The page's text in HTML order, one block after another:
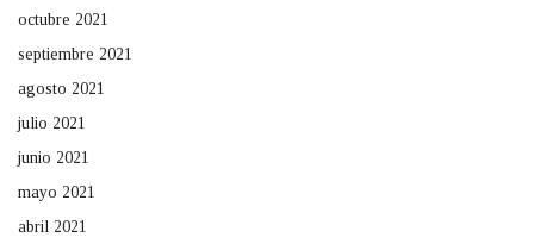
octubre 2021
septiembre 2021
agosto 2021
julio 2021
junio 2021
mayo 2021
abril 2021